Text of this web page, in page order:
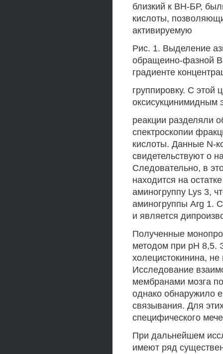
близкий к ВН-БР,
кислоты,
активируемую
Рис. 1. Выделение
обращеино-фазной
градиенте
группировку. С
оксисукцинимидным
реакции
спектроскопии
кислоты. Данные N-
свидетельствуют о
Следовательно, в
находится на
аминогруппу Lys 3,
аминогруппы Arg 1.
и является
Полученные
методом при рН 8,5.
холецистокинина,
Исследование
мембранами мозга
однако обнаружило
связывания. Для
специфического
При дальнейшем
имеют ряд